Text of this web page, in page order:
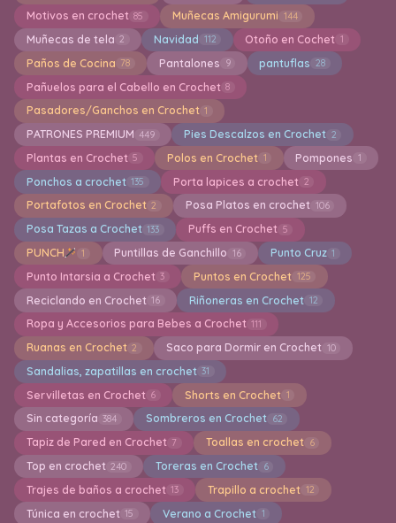
Motivos en crochet 85 Muñecas Amigurumi 144
Muñecas de tela 2 Navidad 112 Otoño en Cochet 1
Paños de Cocina 78 Pantalones 9 pantuflas 28
Pañuelos para el Cabello en Crochet 8
Pasadores/Ganchos en Crochet 1
PATRONES PREMIUM 449 Pies Descalzos en Crochet 2
Plantas en Crochet 5 Polos en Crochet 1 Pompones 1
Ponchos a crochet 135 Porta lapices a crochet 2
Portafotos en Crochet 2 Posa Platos en crochet 106
Posa Tazas a Crochet 133 Puffs en Crochet 5
PUNCH 1 Puntillas de Ganchillo 16 Punto Cruz 1
Punto Intarsia a Crochet 3 Puntos en Crochet 125
Reciclando en Crochet 16 Riñoneras en Crochet 12
Ropa y Accesorios para Bebes a Crochet 111
Ruanas en Crochet 2 Saco para Dormir en Crochet 10
Sandalias, zapatillas en crochet 31
Servilletas en Crochet 6 Shorts en Crochet 1
Sin categoría 384 Sombreros en Crochet 62
Tapiz de Pared en Crochet 7 Toallas en crochet 6
Top en crochet 240 Toreras en Crochet 6
Trajes de baños a crochet 13 Trapillo a crochet 12
Túnica en crochet 15 Verano a Crochet 1